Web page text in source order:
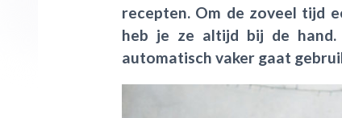
recepten. Om de zoveel tijd
heb je ze altijd bij de
automatisch vaker gaat